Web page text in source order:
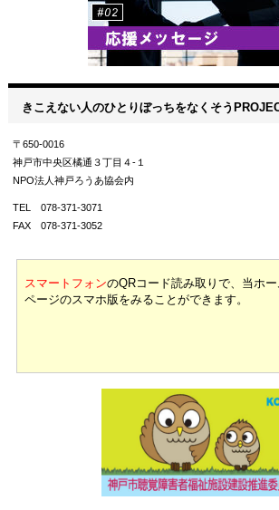
きこえない人のひとりぼっちをなくそう
〒650-0016
神戸市中央区橘通３丁目４-１
NPO法人神戸ろうあ協会内
TEL 078-371-3071
FAX 078-371-3052
スマートフォンのQRコード読み取りで、当ホー
ページのスマホ版をみることができます。